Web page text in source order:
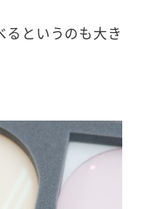
るというのも大き